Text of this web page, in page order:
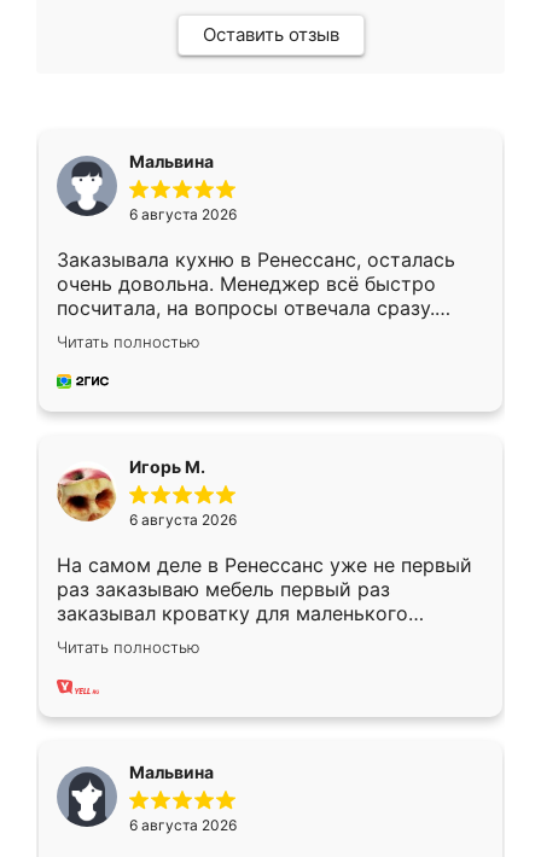
Оставить отзыв
Мальвина
6 августа 2026
Заказывала кухню в Ренессанс, осталась
очень довольна. Менеджер всё быстро
посчитала, на вопросы отвечала сразу.
Замерщик приехал в субботу, подошёл к
делу со всей ответственностью. Собрали
за день, ребята работали аккуратно, даже
Читать полностью
Игорь М.
6 августа 2026
На самом деле в Ренессанс уже не первый
раз заказываю мебель первый раз
заказывал кроватку для маленького
ребёнка при его рождении ,во второй раз
заказал шкаф-купе. По качеству очень
хорошее сборка достаточно быстрая,
меньше, здесь же он более разнообразный.
Мне нравится ,если что-то потребуется из
мебели буду заказывать только здесь.
Читать полностью
Мальвина
6 августа 2026